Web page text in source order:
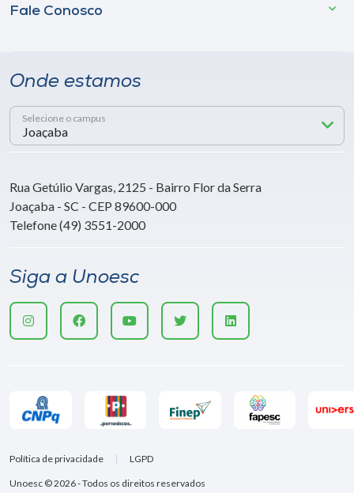
Fale Conosco
Onde estamos
Selecione o campus
Rua Getúlio Vargas, 2125 - Bairro Flor da Serra
Joaçaba - SC - CEP 89600-000
Telefone (49) 3551-2000
Siga a Unoesc
Unoesc © 2026 - Todos os direitos reservados
Política de privacidade LGPD